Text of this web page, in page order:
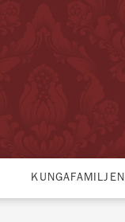
KUNGAFAMILJEN